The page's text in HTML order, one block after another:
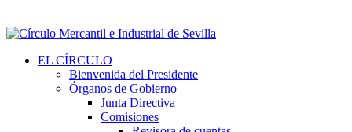
EL CÍRCULO
Bienvenida del Presidente
Órganos de Gobierno
Junta Directiva
Comisiones